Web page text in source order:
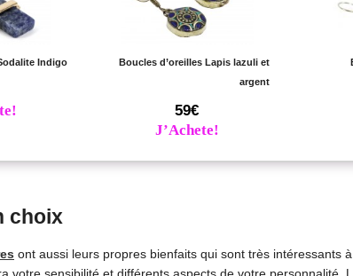
Indigo
Boucles d’oreilles Lapis lazuli et
argent
59€
J’Achete!
choix
ont aussi leurs propres bienfaits qui sont très intéressants
votre sensibilité et différents aspects de votre personnalité.